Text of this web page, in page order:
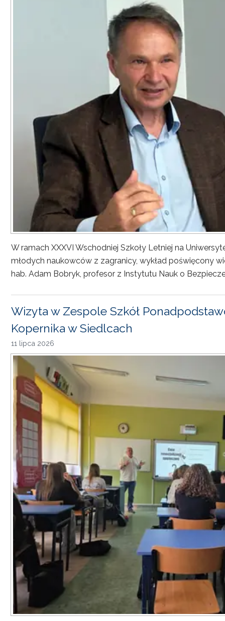
W ramach XXXVI Wschodniej Szkoły Letniej na
młodych naukowców z zagranicy, wykład poświęcony
hab. Adam Bobryk, profesor z Instytutu Nauk o
Wizyta w Zespole Szkół
Kopernika w Siedlcach
11 lipca 2026